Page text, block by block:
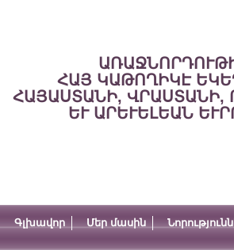
ՀԱՅ ԿԱԹՈՂԻԿԷ
ՀԱՅԱՍՏԱՆԻ, ՎՐԱՍՏԱՆԻ,
ԵՒ ԱՐԵՒԵԼԵԱՆ
Գլխավոր Մեր մասին